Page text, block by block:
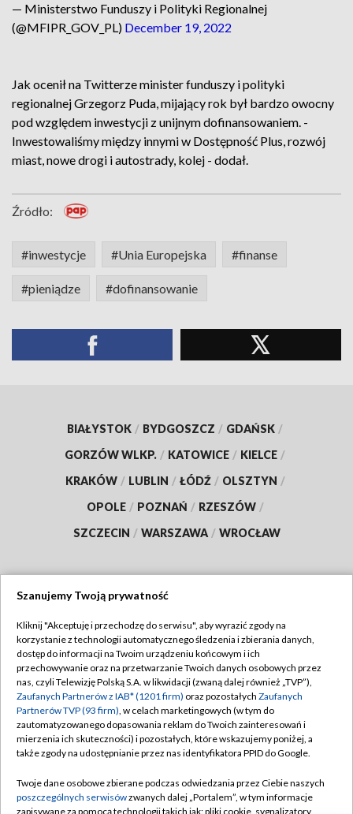
— Ministerstwo Funduszy i Polityki Regionalnej
(@MFIPR_GOV_PL) December 19, 2022
Jak ocenił na Twitterze minister funduszy i polityki
regionalnej Grzegorz Puda, mijający rok był bardzo owocny
pod względem inwestycji z unijnym dofinansowaniem. -
Inwestowaliśmy między innymi w Dostępność Plus, rozwój
miast, nowe drogi i autostrady, kolej - dodał.
Źródło:
#inwestycje #Unia Europejska #finanse
#pieniądze #dofinansowanie
BIAŁYSTOK / BYDGOSZCZ / GDAŃSK /
GORZÓW WLKP. / KATOWICE / KIELCE /
KRAKÓW / LUBLIN / ŁÓDŹ / OLSZTYN /
OPOLE / POZNAŃ / RZESZÓW /
SZCZECIN / WARSZAWA / WROCŁAW
TVP
Abonament TVP
Emisja w TVP
Centrum informacji TVP
Naziemna Telewizja Cyfrowa
Rada Programowa
Regulamin TVP
Polityka prywatności
Moje zgody
Pomoc
Kontakt
Szanujemy Twoją prywatność
Kliknij "Akceptuję i przechodzę do serwisu", aby wyrazić zgody na
korzystanie z technologii automatycznego śledzenia i zbierania danych,
dostęp do informacji na Twoim urządzeniu końcowym i ich
przechowywanie oraz na przetwarzanie Twoich danych osobowych przez
nas, czyli Telewizję Polską S.A. w likwidacji (zwaną dalej również „TVP”),
Zaufanych Partnerów z IAB* (1201 firm) oraz pozostałych Zaufanych
Partnerów TVP (93 firm), w celach marketingowych (w tym do
zautomatyzowanego dopasowania reklam do Twoich zainteresowań i
mierzenia ich skuteczności) i pozostałych, które wskazujemy poniżej, a
także zgody na udostępnianie przez nas identyfikatora PPID do Google.
Twoje dane osobowe zbierane podczas odwiedzania przez Ciebie naszych
poszczególnych serwisówzwanych dalej „Portalem”, w tym informacje
zapisywane za pomocą technologii takich jak: pliki cookie, sygnalizatory